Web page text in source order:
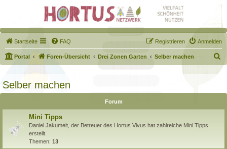
Startseite FAQ Anmelden
Registrieren
Portal Foren-Übersicht Drei Zonen Garten Selber machen
u
h
Selber machen
Forum
Mini Tipps
Daniel Jakumeit, der Betreuer des Hortus Vivus hat zahlreiche Mini Tipps
erstellt.
Themen: 13